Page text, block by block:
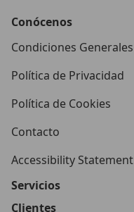
Conócenos
Condiciones Generales
Política de Privacidad
Política de Cookies
Contacto
Accessibility Statement
Servicios
Clientes